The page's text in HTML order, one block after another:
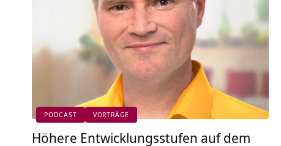
PODCAST VORTRÄGE
Höhere Entwicklungsstufen auf dem